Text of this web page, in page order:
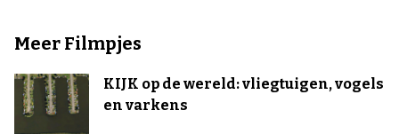
Meer Filmpjes
KIJK op de wereld: vliegtuigen, vogels
en varkens